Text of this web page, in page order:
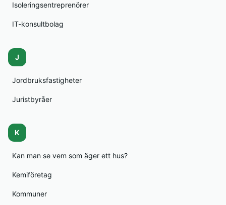
Isoleringsentreprenörer
IT-konsultbolag
J
Jordbruksfastigheter
Juristbyråer
K
Kan man se vem som äger ett hus?
Kemiföretag
Kommuner